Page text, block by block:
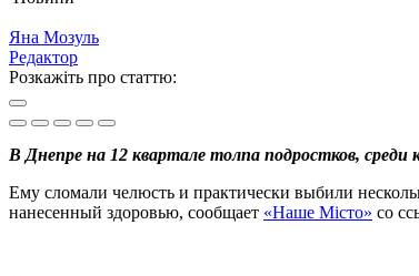
Яна Мозуль
Редактор
Розкажіть про статтю:
В Днепре на 12 квартале толпа подростков,
Ему сломали челюсть и практически выбили
нанесенный здоровью, сообщает «Наше Місто» со